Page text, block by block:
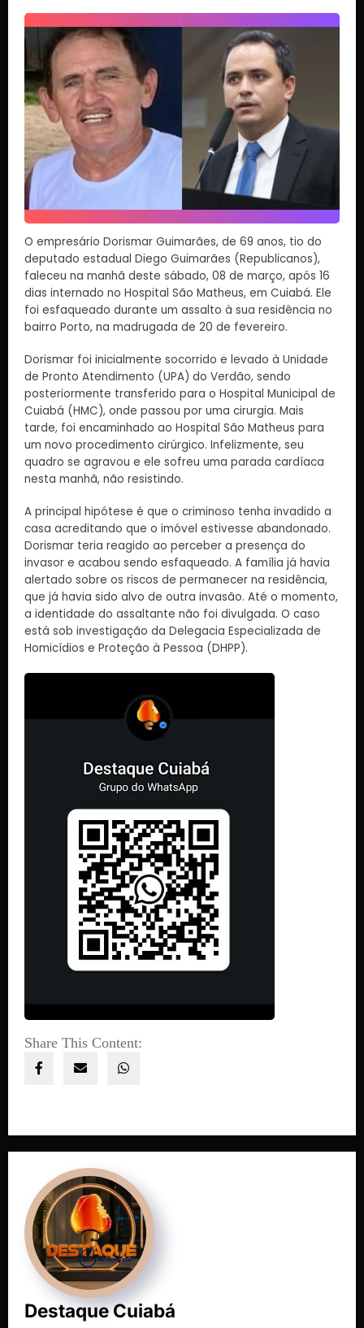
O empresário Dorismar Guimarães, de 69 anos, tio do
deputado estadual Diego Guimarães (Republicanos),
faleceu na manhã deste sábado, 08 de março, após 16
dias internado no Hospital São Matheus, em Cuiabá. Ele
foi esfaqueado durante um assalto à sua residência no
bairro Porto, na madrugada de 20 de fevereiro.
Dorismar foi inicialmente socorrido e levado à Unidade
de Pronto Atendimento (UPA) do Verdão, sendo
posteriormente transferido para o Hospital Municipal de
Cuiabá (HMC), onde passou por uma cirurgia. Mais
tarde, foi encaminhado ao Hospital São Matheus para
um novo procedimento cirúrgico. Infelizmente, seu
quadro se agravou e ele sofreu uma parada cardíaca
nesta manhã, não resistindo.
A principal hipótese é que o criminoso tenha invadido a
casa acreditando que o imóvel estivesse abandonado.
Dorismar teria reagido ao perceber a presença do
invasor e acabou sendo esfaqueado. A família já havia
alertado sobre os riscos de permanecer na residência,
que já havia sido alvo de outra invasão. Até o momento,
a identidade do assaltante não foi divulgada. O caso
está sob investigação da Delegacia Especializada de
Homicídios e Proteção à Pessoa (DHPP).
Share This Content:
Destaque Cuiabá